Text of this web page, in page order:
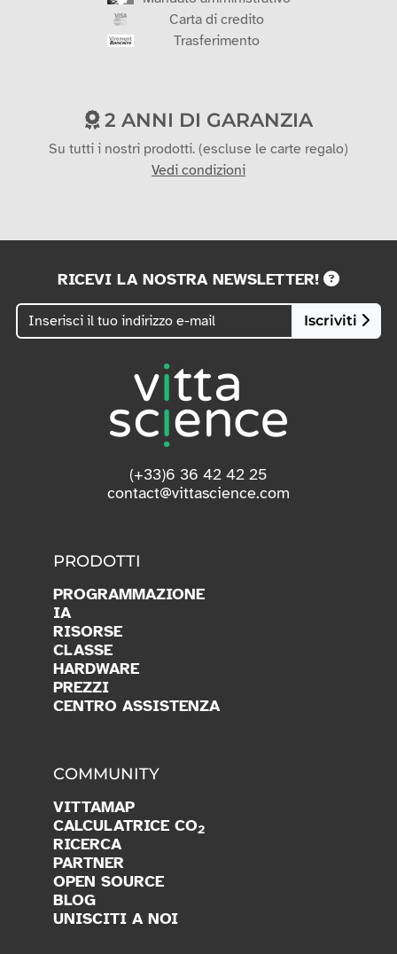
Carta di credito
Trasferimento
2 ANNI DI GARANZIA
Su tutti i nostri prodotti. (escluse le carte regalo)
Vedi condizioni
RICEVI LA NOSTRA NEWSLETTER!
Iscriviti
(+33)6 36 42 42 25
contact@vittascience.com
PRODOTTI
PROGRAMMAZIONE
IA
RISORSE
CLASSE
HARDWARE
PREZZI
CENTRO ASSISTENZA
COMMUNITY
VITTAMAP
CALCULATRICE CO
RICERCA
PARTNER
OPEN SOURCE
BLOG
UNISCITI A NOI